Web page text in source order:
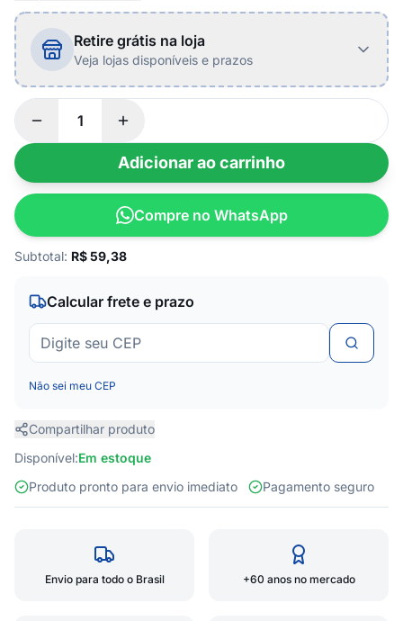
Retire grátis na loja
Veja lojas disponíveis e prazos
Adicionar ao carrinho
Compre no WhatsApp
Subtotal: R$59,38
Calcular frete e prazo
Não sei meu CEP
Compartilhar produto
Disponível:Em estoque
Produto pronto para envio imediato
Pagamento seguro
Envio para todo o Brasil +60 anos no mercado